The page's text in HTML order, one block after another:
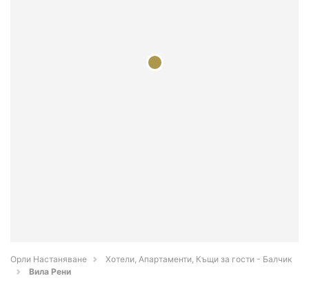
Орли Настаняване
Хотели, Апартаменти, Къщи за гости - Балчик
Вила Рени